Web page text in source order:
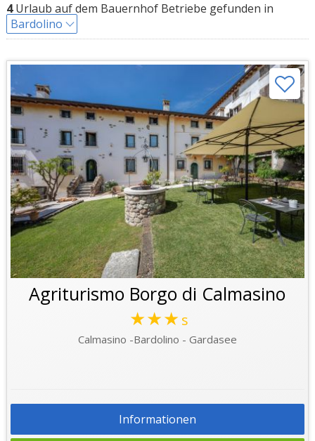
4Urlaub auf dem Bauernhof Betriebe gefunden in
Bardolino
Agriturismo Borgo di Calmasino
★★★s
Calmasino -Bardolino - Gardasee
Informationen